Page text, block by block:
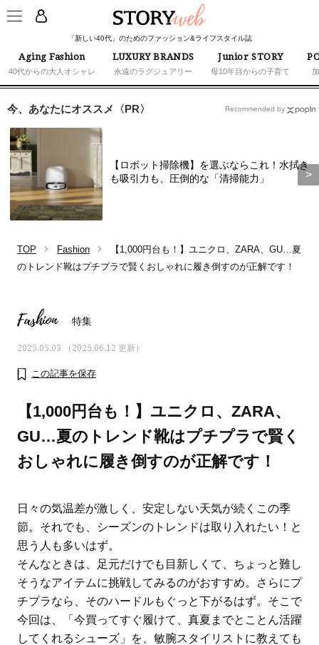
「新しい40代」のためのファッション&ライフスタイル誌
Aging Fashion
40代からの大人オシャレ
LUXURY BRANDS
永遠のラグジュアリー
Junior STORY
母10年目からの子育て
ママとパパに贈る「ジェンダーレ
ス学」
人気の40代髪型・ヘア
タログ
今、あなたにオススメ〈PR〉
【ロボット掃除機】を選ぶならこれ！水拭き
も吸引力も、圧倒的な「清掃能力」
Recommended by
TOP Fashion
【1,000円台も！】ユニクロ、ZARA、GU…夏
のトレンド靴はプチプラで賢くおしゃれに履き倒すのが正解です！
Fashion 特集
2025.05.03 （2025.06.12 更新）
この記事を保存
【1,000円台も！】ユニクロ、ZARA、
GU…夏のトレンド靴はプチプラで賢く
おしゃれに履き倒すのが正解です！
日々の気温差が激しく、安定しない天気が続くこの季
節。それでも、シーズンのトレンドは取り入れたい！と
思う人も多いはず。
そんなときは、足元だけでも目新しくて、ちょっと難し
そうなアイテムに挑戦してみるのがおすすめ。さらにプ
チプラなら、そのハードルもぐっと下がるはず。そこで
今回は、「今買ってすぐ履けて、真夏までとことん活躍
してくれるシューズ」を、敏腕スタイリストに教えても